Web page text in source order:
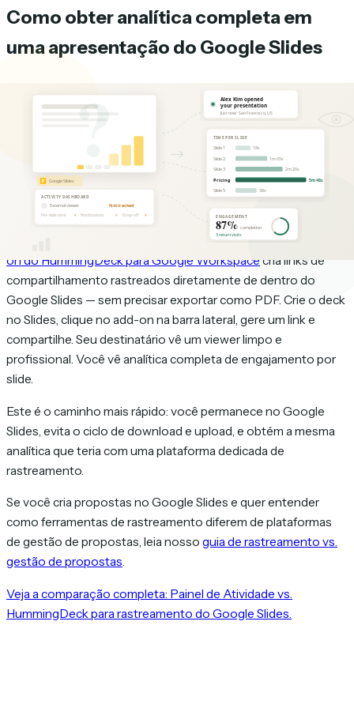
Como obter analítica completa em
uma apresentação do Google Slides
A abordagem é simples: em vez de compartilhar um link do
Google Slides diretamente, compartilhe sua apresentação por
meio de um link rastreado que registra cada interação.
Existem duas formas de fazer isso.
Opção 1: Compartilhe direto do Google Slides
com o add-on do HummingDeck
Se você prefere não interromper seu fluxo de trabalho, o
on do HummingDeck para Google Workspace cria links de
compartilhamento rastreados diretamente de dentro do
Google Slides — sem precisar exportar como PDF. Crie o deck
no Slides, clique no add-on na barra lateral, gere um link e
compartilhe. Seu destinatário vê um viewer limpo e
profissional. Você vê analítica completa de engajamento por
slide.
Este é o caminho mais rápido: você permanece no Google
Slides, evita o ciclo de download e upload, e obtém a mesma
analítica que teria com uma plataforma dedicada de
rastreamento.
Se você cria propostas no Google Slides e quer entender
como ferramentas de rastreamento diferem de plataformas
de gestão de propostas, leia nosso guia de rastreamento vs.
gestão de propostas.
Veja a comparação completa: Painel de Atividade vs.
HummingDeck para rastreamento do Google Slides.